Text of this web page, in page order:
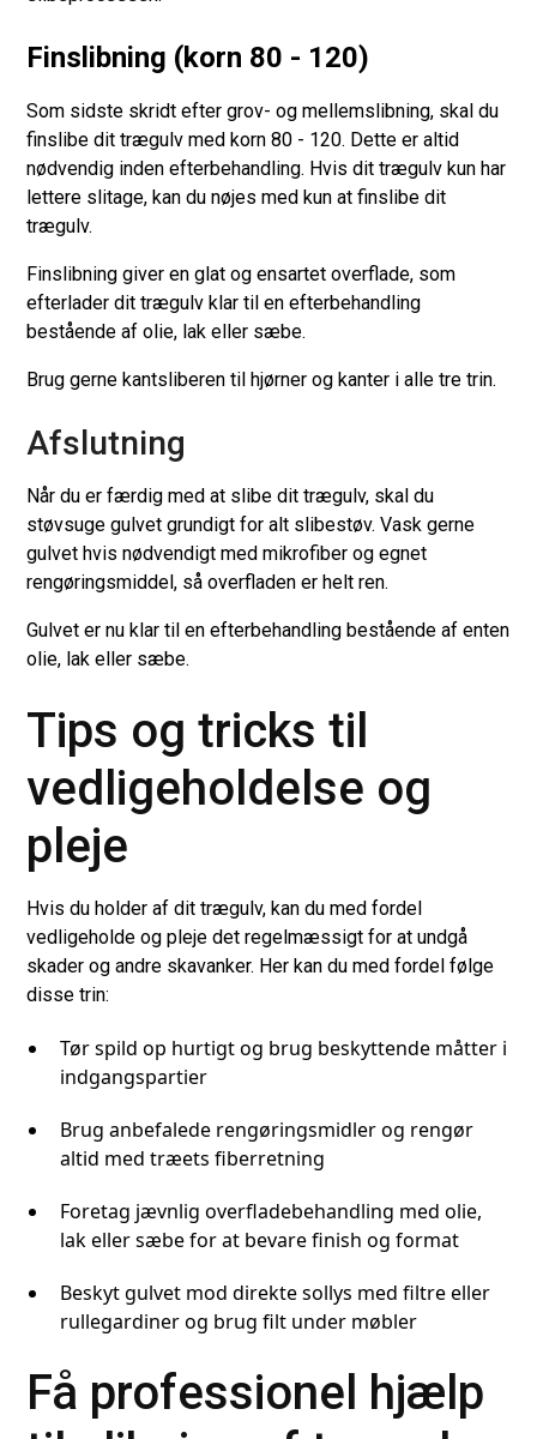
Finslibning (korn 80 - 120)
Som sidste skridt efter grov- og mellemslibning, skal du
finslibe dit trægulv med korn 80 - 120. Dette er altid
nødvendig inden efterbehandling. Hvis dit trægulv kun har
lettere slitage, kan du nøjes med kun at finslibe dit
trægulv.
Finslibning giver en glat og ensartet overflade, som
efterlader dit trægulv klar til en efterbehandling
bestående af olie, lak eller sæbe.
Brug gerne kantsliberen til hjørner og kanter i alle tre trin.
Afslutning
Når du er færdig med at slibe dit trægulv, skal du
støvsuge gulvet grundigt for alt slibestøv. Vask gerne
gulvet hvis nødvendigt med mikrofiber og egnet
rengøringsmiddel, så overfladen er helt ren.
Gulvet er nu klar til en efterbehandling bestående af enten
olie, lak eller sæbe.
Tips og tricks til
vedligeholdelse og
pleje
Hvis du holder af dit trægulv, kan du med fordel
vedligeholde og pleje det regelmæssigt for at undgå
skader og andre skavanker. Her kan du med fordel følge
disse trin:
Tør spild op hurtigt og brug beskyttende måtter i
indgangspartier
Brug anbefalede rengøringsmidler og rengør
altid med træets fiberretning
Foretag jævnlig overfladebehandling med olie,
lak eller sæbe for at bevare finish og format
Beskyt gulvet mod direkte sollys med filtre eller
rullegardiner og brug filt under møbler
Få professionel hjælp